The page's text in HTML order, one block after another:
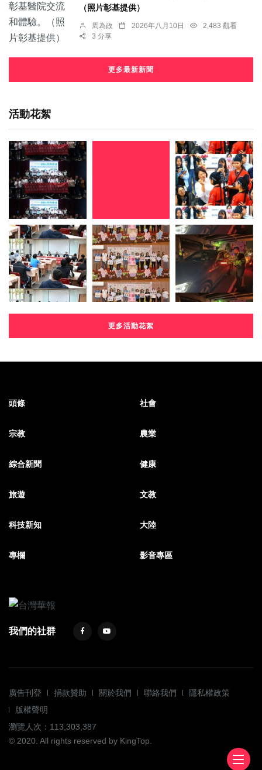
（照片彰基提供）
周為政 2026年八月10日
2,483 觀看
3 分享
更多最新新聞
活動花絮
更多活動花絮
頭條 社會
宗教 農業
綜合新聞 健康
旅遊 文教
科技新知 大陸
專欄 影音專區
我們的社群
廣告刊登 捐款贊助 關於我們 聯絡我們
隱私權政策
版權聲明
瀏覽人次：113,303,387
© 2020. All rights reserved by KingTop.